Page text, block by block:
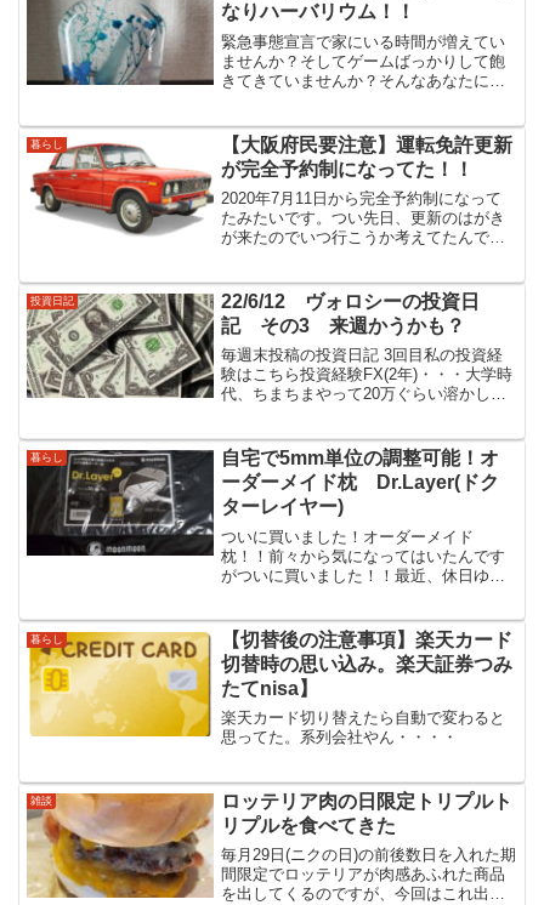
なりハーバリウム！！
緊急事態宣言で家にいる時間が増えてい
ませんか？そしてゲームばっかりして飽
きてきていませんか？そんなあなたにぴ
て手に入る道具・材料を全部揃えても500
～1000円程度...
暮らし
【大阪府民要注意】運転免許更新
が完全予約制になってた！！
2020年7月11日から完全予約制になって
たみたいです。つい先日、更新のはがき
が来たのでいつ行こうか考えてたんです
に予約した方がいいでヴォロシーえ？予
約になったん？ヴォロ...
投資日記
22/6/12 ヴォロシーの投資日
記 その3 来週かうかも？
毎週末投稿の投資日記 3回目私の投資経
験はこちら投資経験FX(2年)・・・大学時
代、ちまちまやって20万ぐらい溶かして
てた。youtubeで色んな人の動画をみて
勉...
暮らし
自宅で5mm単位の調整可能！オ
ーダーメイド枕 Dr.Layer(ドク
ターレイヤー)
ついに買いました！オーダーメイド
枕！！前々から気になってはいたんです
がついに買いました！！最近、休日ゆっ
って、枕が合ってないんかなぁっと思っ
てました。その時にオーダーメ...
暮らし
【切替後の注意事項】楽天カード
切替時の思い込み。楽天証券つみ
たてnisa】
楽天カード切り替えたら自動で変わると
思ってた。系列会社やん・・・・
雑談
ロッテリア肉の日限定トリプルト
リプルを食べてきた
毎月29日(ニクの日)の前後数日を入れた期
間限定でロッテリアが肉感あふれた商品
を出してくるのですが、今回はこれ出